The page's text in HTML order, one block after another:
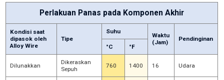
Perlakuan Panas pada Komponen Akhir
Kondisi saat
dipasok oleh
Alloy Wire
Tipe
Suhu
Waktu
(Jam)
Pendinginan
°C
°F
Dilunakkan
Dikeraskan
Sepuh
760 1400 16 Udara